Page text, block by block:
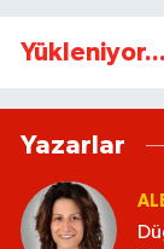
Yükleniyor...
Yazarlar